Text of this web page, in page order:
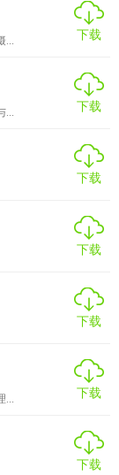
下载
下载
下载
下载
下载
下载
下载